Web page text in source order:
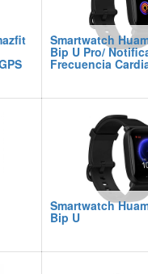
Smartwatch
Bip U Pro/
Frecuencia
Smartwatch
Bip U